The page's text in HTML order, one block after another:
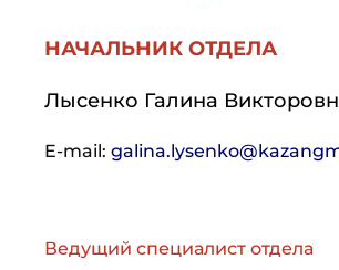
НАЧАЛЬНИК ОТДЕЛА
Лысенко Галина
E-mail:
Ведущий специалист отдела